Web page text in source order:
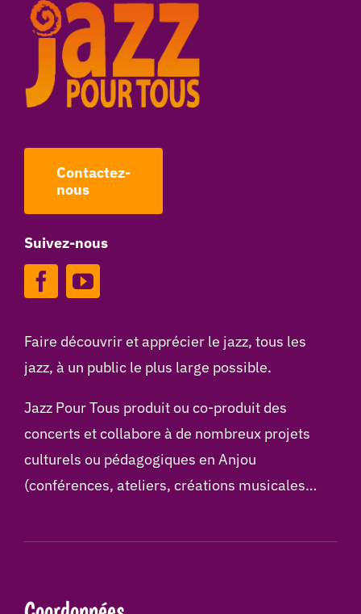
Contactez-
nous
Suivez-nous
Faire découvrir et apprécier le jazz, tous les
jazz, à un public le plus large possible.
Jazz Pour Tous produit ou co-produit des
concerts et collabore à de nombreux projets
culturels ou pédagogiques en Anjou
(conférences, ateliers, créations musicales…